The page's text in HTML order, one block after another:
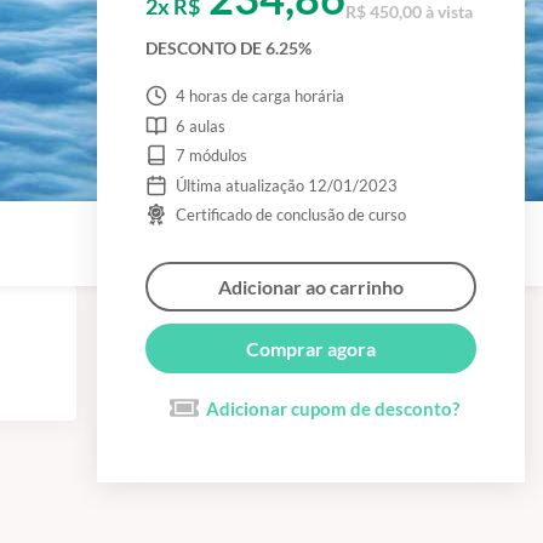
2x R$
R$ 450,00 à vista
DESCONTO DE 6.25%
4 horas de carga horária
6 aulas
7 módulos
Última atualização 12/01/2023
Certificado de conclusão de curso
Adicionar ao carrinho
Comprar agora
Adicionar cupom de desconto?